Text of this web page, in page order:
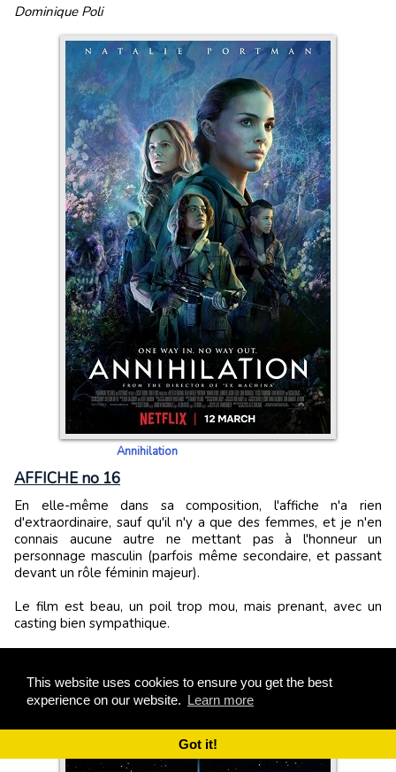
This website uses cookies to ensure you get the best
experience on our website. Learn more
Got it!
Dominique Poli
Annihilation
AFFICHE no 16
En elle-même dans sa composition, l'affiche n'a rien
d'extraordinaire, sauf qu'il n'y a que des femmes, et je n'en
connais aucune autre ne mettant pas à l'honneur un
personnage masculin (parfois même secondaire, et passant
devant un rôle féminin majeur).
Le film est beau, un poil trop mou, mais prenant, avec un
casting bien sympathique.